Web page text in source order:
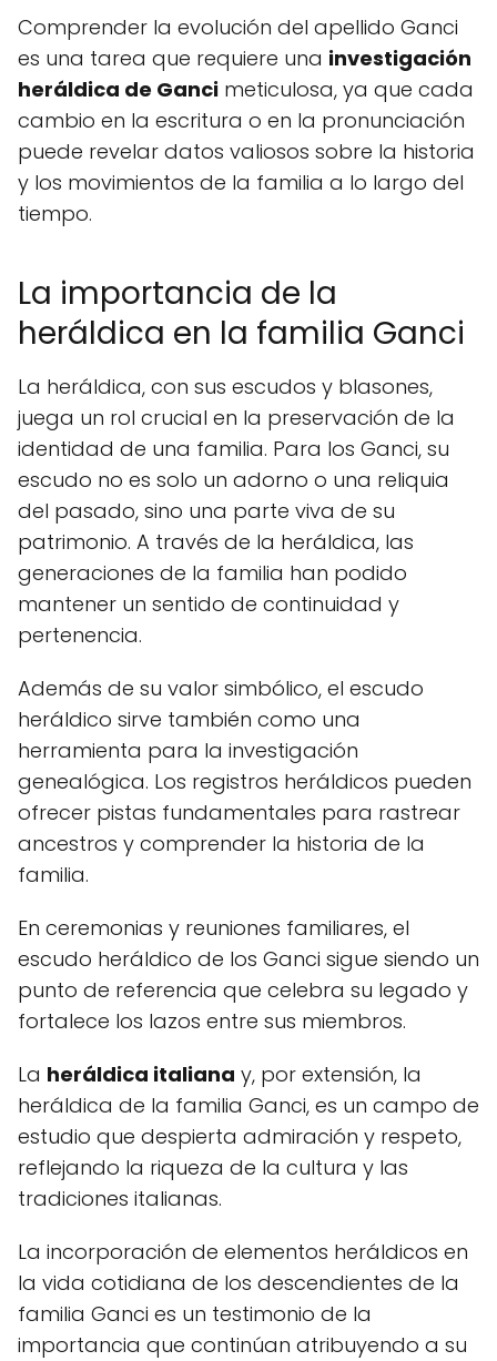
Comprender la evolución del apellido Ganci
es una tarea que requiere una investigación
heráldica de Ganci meticulosa, ya que cada
cambio en la escritura o en la pronunciación
puede revelar datos valiosos sobre la historia
y los movimientos de la familia a lo largo del
tiempo.
La importancia de la
heráldica en la familia Ganci
La heráldica, con sus escudos y blasones,
juega un rol crucial en la preservación de la
identidad de una familia. Para los Ganci, su
escudo no es solo un adorno o una reliquia
del pasado, sino una parte viva de su
patrimonio. A través de la heráldica, las
generaciones de la familia han podido
mantener un sentido de continuidad y
pertenencia.
Además de su valor simbólico, el escudo
heráldico sirve también como una
herramienta para la investigación
genealógica. Los registros heráldicos pueden
ofrecer pistas fundamentales para rastrear
ancestros y comprender la historia de la
familia.
En ceremonias y reuniones familiares, el
escudo heráldico de los Ganci sigue siendo un
punto de referencia que celebra su legado y
fortalece los lazos entre sus miembros.
La heráldica italiana y, por extensión, la
heráldica de la familia Ganci, es un campo de
estudio que despierta admiración y respeto,
reflejando la riqueza de la cultura y las
tradiciones italianas.
La incorporación de elementos heráldicos en
la vida cotidiana de los descendientes de la
familia Ganci es un testimonio de la
importancia que continúan atribuyendo a su